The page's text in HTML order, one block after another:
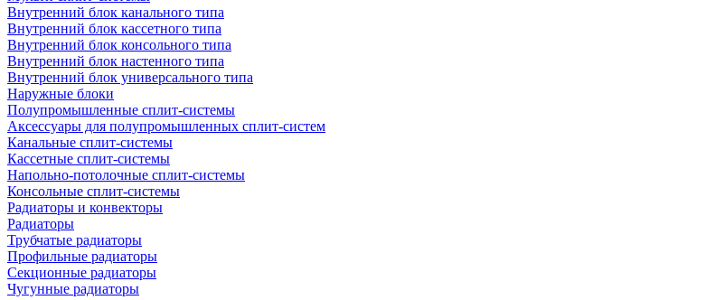
Внутренний блок канального типа
Внутренний блок кассетного типа
Внутренний блок консольного типа
Внутренний блок настенного типа
Внутренний блок универсального типа
Наружные блоки
Полупромышленные сплит-системы
Аксессуары для полупромышленных сплит-систем
Канальные сплит-системы
Кассетные сплит-системы
Напольно-потолочные сплит-системы
Консольные сплит-системы
Радиаторы и конвекторы
Радиаторы
Трубчатые радиаторы
Профильные радиаторы
Секционные радиаторы
Чугунные радиаторы